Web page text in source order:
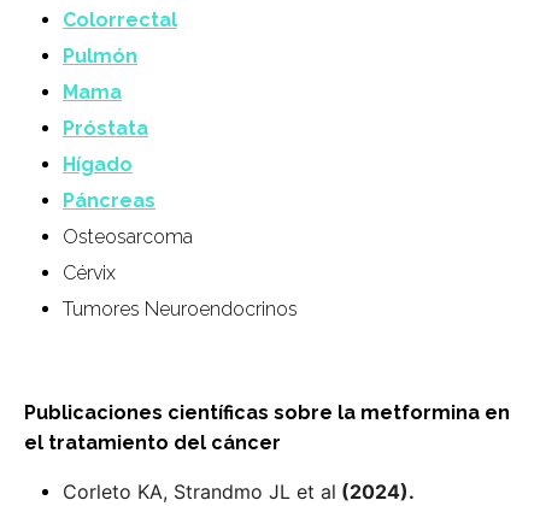
Colorrectal
Pulmón
Mama
Próstata
Hígado
Páncreas
Osteosarcoma
Cérvix
Tumores Neuroendocrinos
Publicaciones científicas sobre la metformina en
el tratamiento del cáncer
Corleto KA, Strandmo JL et al (2024).